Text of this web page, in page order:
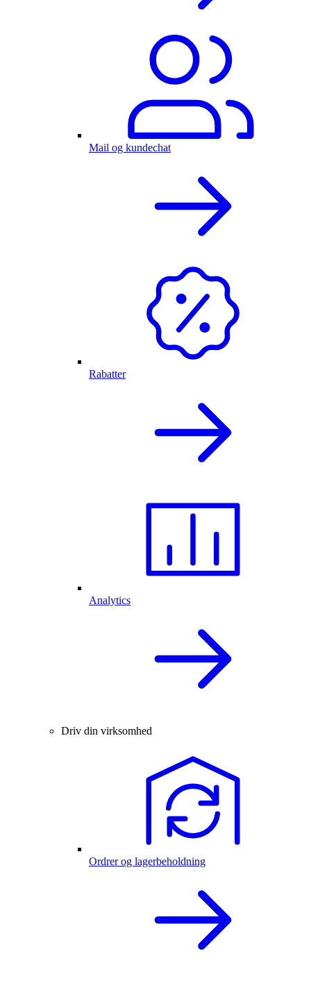
Mail og kundechat
Rabatter
Analytics
Driv din virksomhed
Ordrer og lagerbeholdning